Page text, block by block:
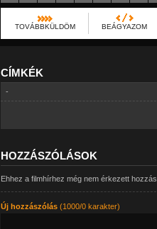
TOVÁBBKÜLDÖM BEÁGYAZOM
CÍMKÉK
-
HOZZÁSZÓLÁSOK
Ehhez a filmhírhez még nem érkezett
Új hozzászólás(1000/0 karakter)